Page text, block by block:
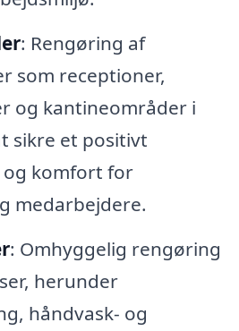
: Rengøring af
som receptioner,
og kantineområder i
sikre et positivt
komfort for
medarbejdere.
: Omhyggelig rengøring
herunder
håndvask- og